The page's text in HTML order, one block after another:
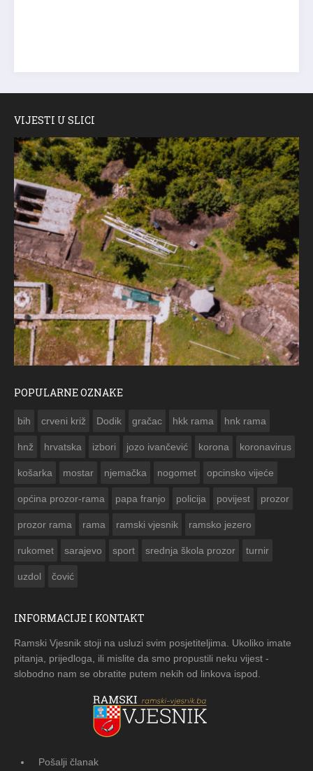
VIJESTI U SLICI
POPULARNE OZNAKE
bih crveni križ Dodik gračac hkk rama hnk rama
hnž hrvatska izbori jozo ivančević korona koronavirus
košarka mostar njemačka nogomet opcinsko vijeće
općina prozor-rama papa franjo policija povijest prozor
prozor rama rama ramski vjesnik ramsko jezero
rukomet sarajevo sport srednja škola prozor turnir
uzdol čović
INFORMACIJE I KONTAKT
Ramski Vjesnik stoji na usluzi svim posjetiteljima. Ukoliko imate
pitanja, prijedloga, ili mislite da smo propustili neku vijest -
slobodno nam se obratite putem nekih od linkova ispod.
Pošalji članak